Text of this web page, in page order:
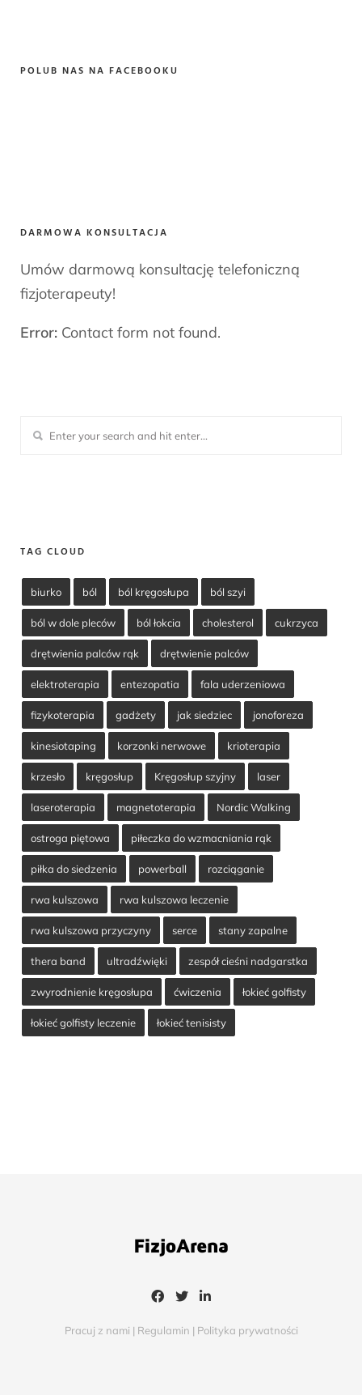
POLUB NAS NA FACEBOOKU
DARMOWA KONSULTACJA
Umów darmową konsultację telefoniczną
fizjoterapeuty!
Error: Contact form not found.
TAG CLOUD
biurko ból ból kręgosłupa ból szyi
ból w dole pleców ból łokcia cholesterol cukrzyca
drętwienia palców rąk drętwienie palców
elektroterapia entezopatia fala uderzeniowa
fizykoterapia gadżety jak siedziec jonoforeza
kinesiotaping korzonki nerwowe krioterapia
krzesło kręgosłup Kręgosłup szyjny laser
laseroterapia magnetoterapia Nordic Walking
ostroga piętowa piłeczka do wzmacniania rąk
piłka do siedzenia powerball rozciąganie
rwa kulszowa rwa kulszowa leczenie
rwa kulszowa przyczyny serce stany zapalne
thera band ultradźwięki zespół cieśni nadgarstka
zwyrodnienie kręgosłupa ćwiczenia łokieć golfisty
łokieć golfisty leczenie łokieć tenisisty
Pracuj z nami | Regulamin | Polityka prywatności